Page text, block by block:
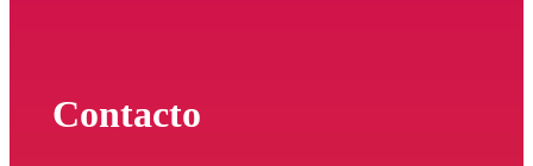
Contacto